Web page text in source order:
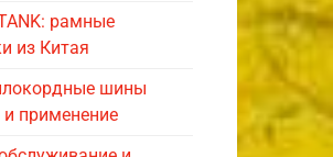
рамные
из Китая
шины
применение